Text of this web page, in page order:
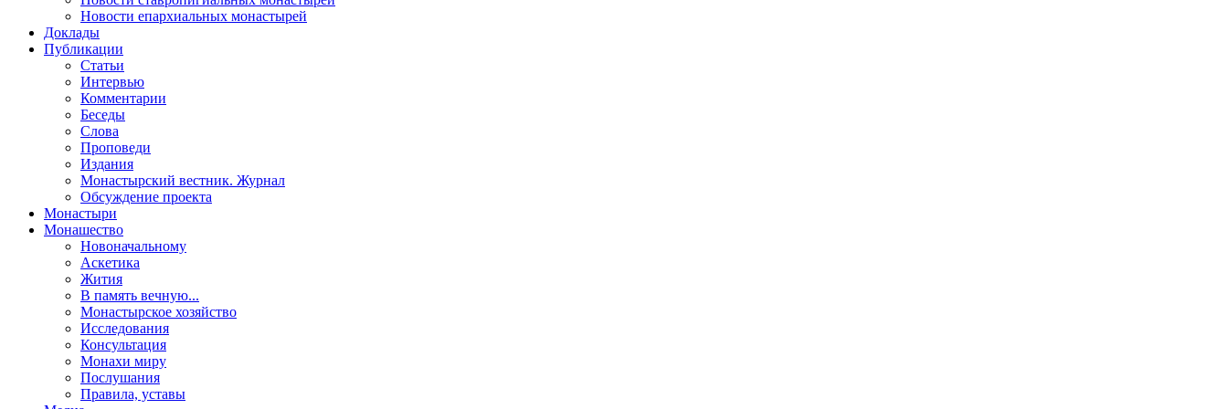
Новости епархиальных монастырей
Доклады
Публикации
Статьи
Интервью
Комментарии
Беседы
Слова
Проповеди
Издания
Монастырский вестник. Журнал
Обсуждение проекта
Монастыри
Монашество
Новоначальному
Аскетика
Жития
В память вечную...
Монастырское хозяйство
Исследования
Консультация
Монахи миру
Послушания
Правила, уставы